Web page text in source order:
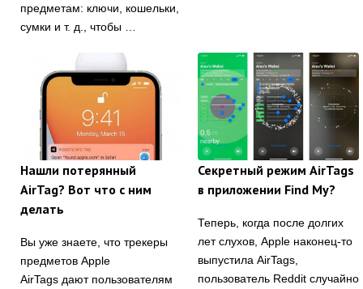
предметам: ключи, кошельки,
сумки и т. д., чтобы …
Нашли потерянный
AirTag? Вот что с ним
делать
Вы уже знаете, что трекеры
предметов Apple
AirTags дают пользователям
Секретный режим AirTags
в приложении Find My?
Теперь, когда после долгих
лет слухов, Apple наконец-то
выпустила AirTags,
пользователь Reddit случайно